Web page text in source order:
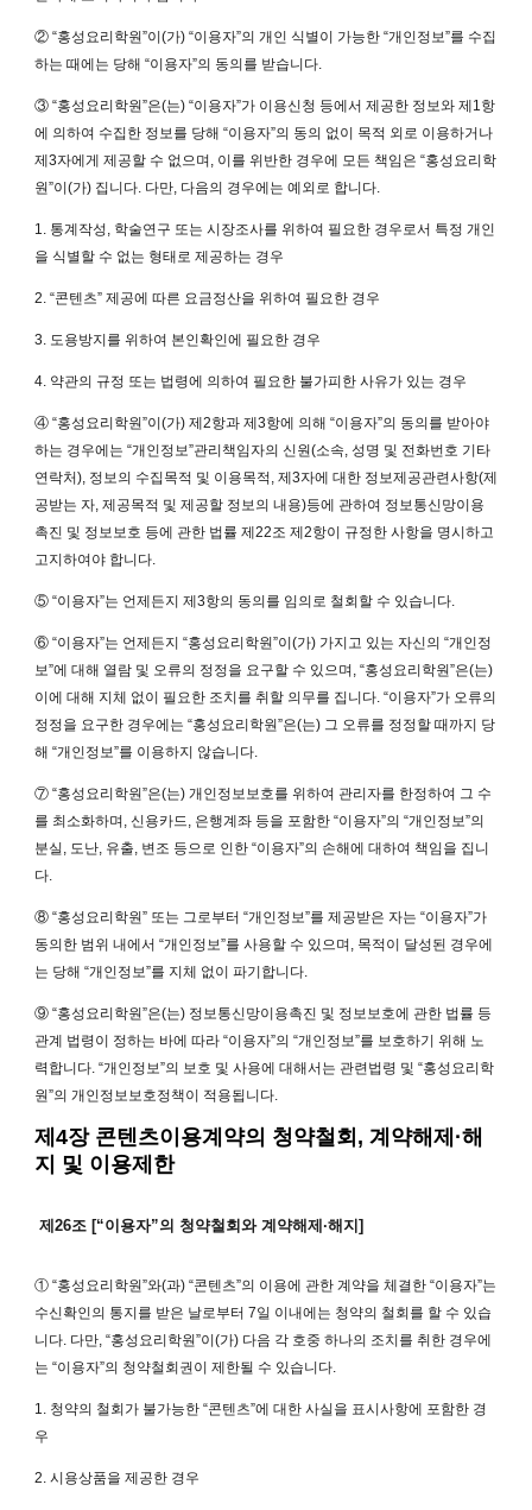
② “홍성요리학원”이(가) “이용자”의 개인 식별이 가능한 “개인정보”를 수집
하는 때에는 당해 “이용자”의 동의를 받습니다.
③ “홍성요리학원”은(는) “이용자”가 이용신청 등에서 제공한 정보와 제1항
에 의하여 수집한 정보를 당해 “이용자”의 동의 없이 목적 외로 이용하거나
제3자에게 제공할 수 없으며, 이를 위반한 경우에 모든 책임은 “홍성요리학
원”이(가) 집니다. 다만, 다음의 경우에는 예외로 합니다.
1. 통계작성, 학술연구 또는 시장조사를 위하여 필요한 경우로서 특정 개인
을 식별할 수 없는 형태로 제공하는 경우
2. “콘텐츠” 제공에 따른 요금정산을 위하여 필요한 경우
3. 도용방지를 위하여 본인확인에 필요한 경우
4. 약관의 규정 또는 법령에 의하여 필요한 불가피한 사유가 있는 경우
④ “홍성요리학원”이(가) 제2항과 제3항에 의해 “이용자”의 동의를 받아야
하는 경우에는 “개인정보”관리책임자의 신원(소속, 성명 및 전화번호 기타
연락처), 정보의 수집목적 및 이용목적, 제3자에 대한 정보제공관련사항(제
공받는 자, 제공목적 및 제공할 정보의 내용)등에 관하여 정보통신망이용
촉진 및 정보보호 등에 관한 법률 제22조 제2항이 규정한 사항을 명시하고
고지하여야 합니다.
⑤ “이용자”는 언제든지 제3항의 동의를 임의로 철회할 수 있습니다.
⑥ “이용자”는 언제든지 “홍성요리학원”이(가) 가지고 있는 자신의 “개인정
보”에 대해 열람 및 오류의 정정을 요구할 수 있으며, “홍성요리학원”은(는)
이에 대해 지체 없이 필요한 조치를 취할 의무를 집니다. “이용자”가 오류의
정정을 요구한 경우에는 “홍성요리학원”은(는) 그 오류를 정정할 때까지 당
해 “개인정보”를 이용하지 않습니다.
⑦ “홍성요리학원”은(는) 개인정보보호를 위하여 관리자를 한정하여 그 수
를 최소화하며, 신용카드, 은행계좌 등을 포함한 “이용자”의 “개인정보”의
분실, 도난, 유출, 변조 등으로 인한 “이용자”의 손해에 대하여 책임을 집니
다.
⑧ “홍성요리학원” 또는 그로부터 “개인정보”를 제공받은 자는 “이용자”가
동의한 범위 내에서 “개인정보”를 사용할 수 있으며, 목적이 달성된 경우에
는 당해 “개인정보”를 지체 없이 파기합니다.
⑨ “홍성요리학원”은(는) 정보통신망이용촉진 및 정보보호에 관한 법률 등
관계 법령이 정하는 바에 따라 “이용자”의 “개인정보”를 보호하기 위해 노
력합니다. “개인정보”의 보호 및 사용에 대해서는 관련법령 및 “홍성요리학
원”의 개인정보보호정책이 적용됩니다.
제4장 콘텐츠이용계약의 청약철회, 계약해제·해
지 및 이용제한
제26조 [“이용자”의 청약철회와 계약해제·해지]
① “홍성요리학원”와(과) “콘텐츠”의 이용에 관한 계약을 체결한 “이용자”는
수신확인의 통지를 받은 날로부터 7일 이내에는 청약의 철회를 할 수 있습
니다. 다만, “홍성요리학원”이(가) 다음 각 호중 하나의 조치를 취한 경우에
는 “이용자”의 청약철회권이 제한될 수 있습니다.
1. 청약의 철회가 불가능한 “콘텐츠”에 대한 사실을 표시사항에 포함한 경
우
2. 시용상품을 제공한 경우